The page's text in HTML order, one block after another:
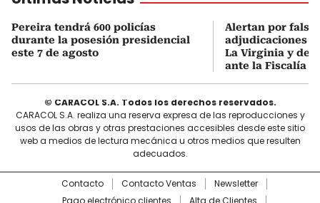
Pereira tendrá 600 policías
durante la posesión presidencial
este 7 de agosto
Alertan por
adjudicaciones
La Virginia y
ante la Fiscalía
© CARACOL S.A. Todos los derechos reservados.
CARACOL S.A. realiza una reserva expresa de las reproducciones y
usos de las obras y otras prestaciones accesibles desde este sitio
web a medios de lectura mecánica u otros medios que resulten
adecuados.
Contacto Contacto Ventas
Newsletter
Pago electrónico clientes
Alta de Clientes